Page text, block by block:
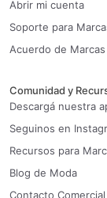
Abrir mi cuenta
Soporte para
Acuerdo de Marcas
Comunidad y
Descargá nuestra
Seguinos en
Recursos para
Blog de Moda
Contacto Comercial